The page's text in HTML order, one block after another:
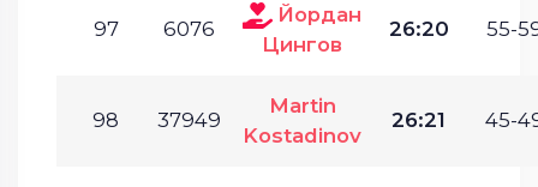
97 6076
Йордан
Цингов
26:20 55-
98 37949
Martin
Kostadinov
26:21 45-